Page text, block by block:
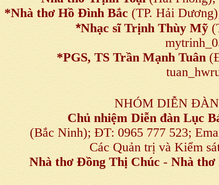
*Nhà thơ Hồ Đình Bắc (TP. Hải
*Nhạc sĩ Trịnh Thùy Mỹ
*PGS, TS Trần Mạnh Tuân
NHÓM DIỄN
Chủ nhiệm Diễn đàn Lục
(Bắc Ninh); ĐT: 0965 777 523;
Các Quản trị và Kiểm
Nhà thơ Đồng Thị Chúc - Nhà thơ